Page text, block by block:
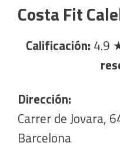
Costa Fit
Calificación: 4.9
Dirección:
Carrer de Jovara,
Barcelona